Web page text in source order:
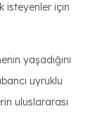
isteyenler için
yaşadığını
uyruklu
uluslararası